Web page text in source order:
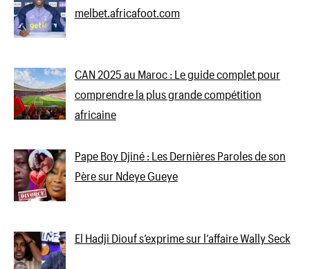
melbet.africafoot.com
CAN 2025 au Maroc : Le guide complet pour
comprendre la plus grande compétition
africaine
Pape Boy Djiné : Les Dernières Paroles de son
Père sur Ndeye Gueye
El Hadji Diouf s’exprime sur l’affaire Wally Seck